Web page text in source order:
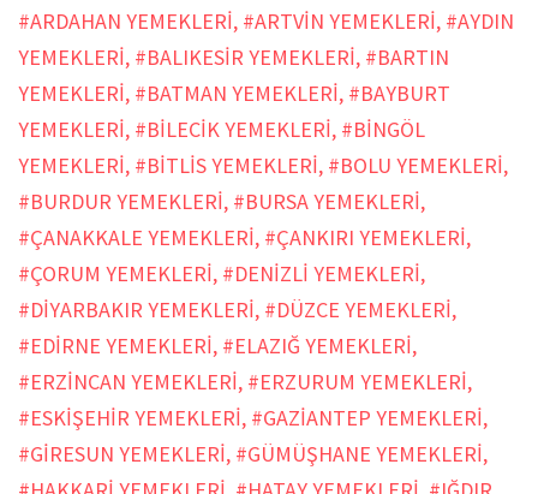
#ARDAHAN YEMEKLERİ, #ARTVİN YEMEKLERİ, #AYDIN
YEMEKLERİ, #BALIKESİR YEMEKLERİ, #BARTIN
YEMEKLERİ, #BATMAN YEMEKLERİ, #BAYBURT
YEMEKLERİ, #BİLECİK YEMEKLERİ, #BİNGÖL
YEMEKLERİ, #BİTLİS YEMEKLERİ, #BOLU YEMEKLERİ,
#BURDUR YEMEKLERİ, #BURSA YEMEKLERİ,
#ÇANAKKALE YEMEKLERİ, #ÇANKIRI YEMEKLERİ,
#ÇORUM YEMEKLERİ, #DENİZLİ YEMEKLERİ,
#DİYARBAKIR YEMEKLERİ, #DÜZCE YEMEKLERİ,
#EDİRNE YEMEKLERİ, #ELAZIĞ YEMEKLERİ,
#ERZİNCAN YEMEKLERİ, #ERZURUM YEMEKLERİ,
#ESKİŞEHİR YEMEKLERİ, #GAZİANTEP YEMEKLERİ,
#GİRESUN YEMEKLERİ, #GÜMÜŞHANE YEMEKLERİ,